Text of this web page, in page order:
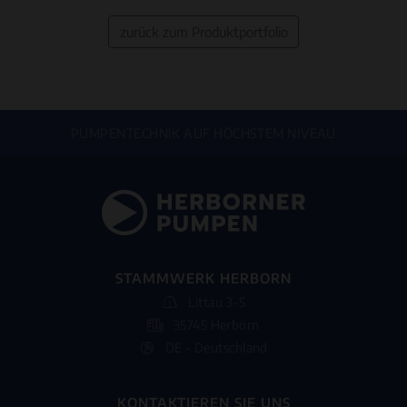
STAMMWERK HERBORN
KONTAKTIEREN SIE UNS